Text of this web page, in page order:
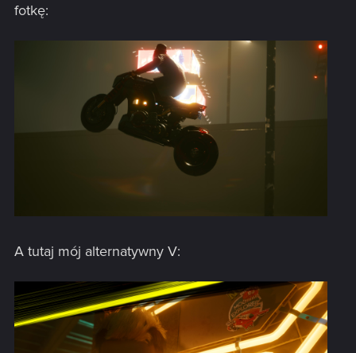
fotkę:
A tutaj mój alternatywny V: